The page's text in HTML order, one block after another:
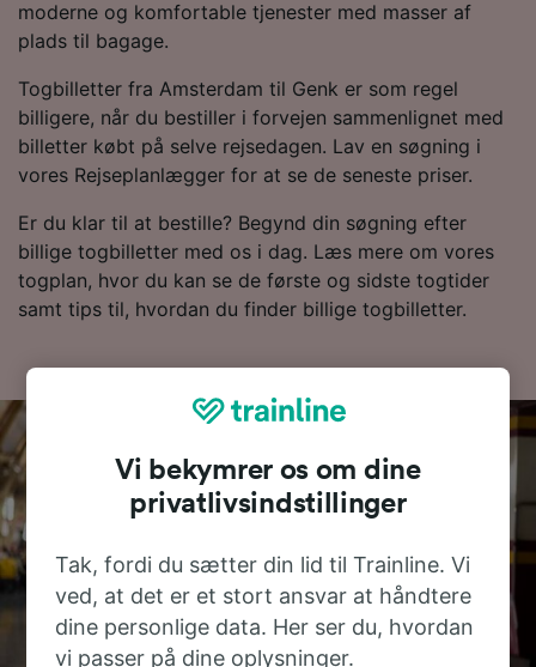
moderne og komfortable tjenester med masser af
plads til bagage.
Togbilletter fra Amsterdam til Genk er som regel
billigere, når du bestiller i forvejen sammenlignet med
billetter købt på selve rejsedagen. Lav en søgning i
vores Rejseplanlægger for at se de seneste priser.
Er du klar til at bestille? Begynd din søgning efter
billige togbilletter med os i dag. Læs mere om vores
togplan, hvor du kan se de første og sidste togtider
samt tips til, hvordan du finder billige togbilletter.
Vi bekymrer os om dine
privatlivsindstillinger
Tak, fordi du sætter din lid til Trainline. Vi
ved, at det er et stort ansvar at håndtere
dine personlige data. Her ser du, hvordan
vi passer på dine oplysninger.